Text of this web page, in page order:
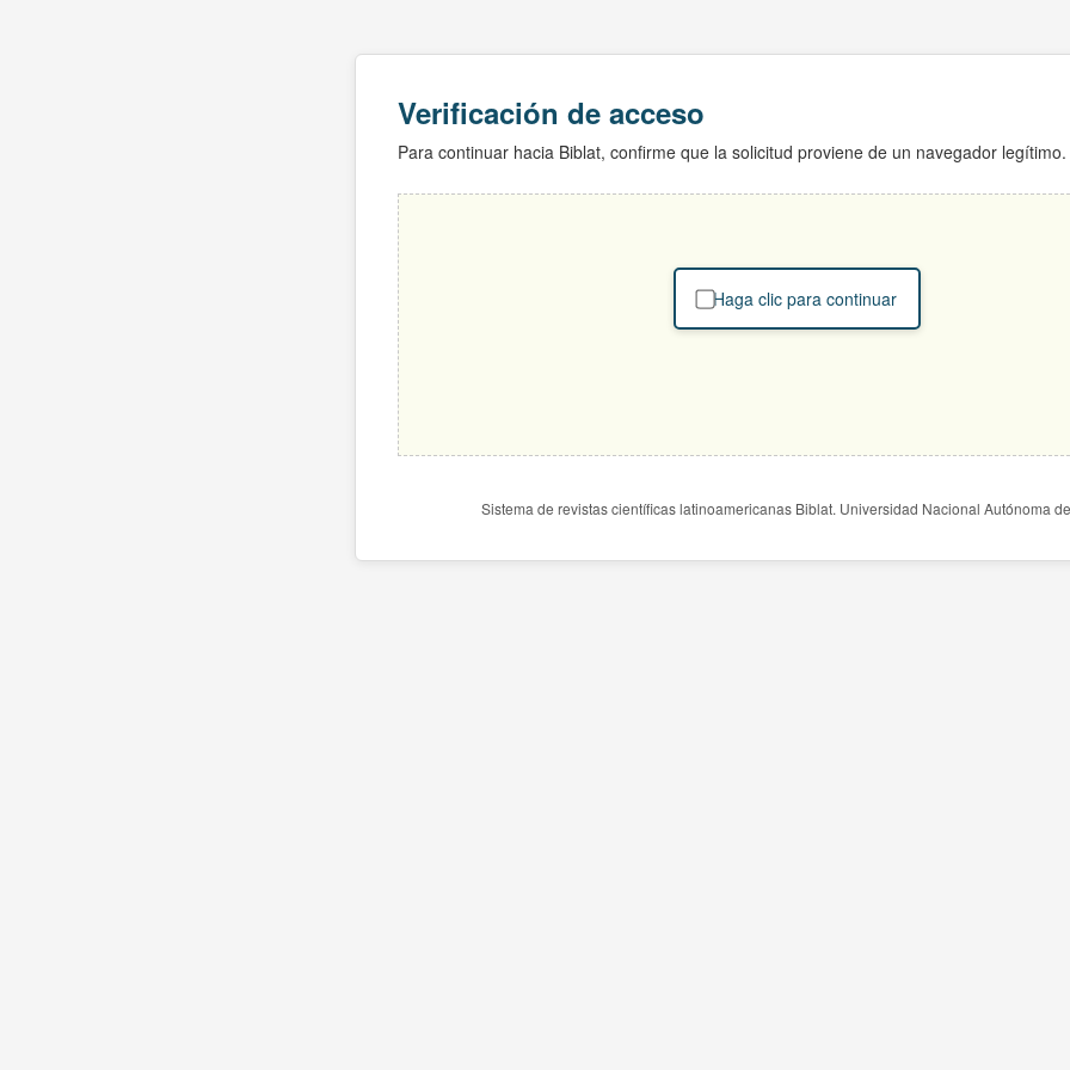
Verificación de acceso
Para continuar hacia Biblat, confirme que la solicitud proviene de un navegador legítimo.
Haga clic para continuar
Sistema de revistas científicas latinoamericanas Biblat. Universidad Nacional Autónoma